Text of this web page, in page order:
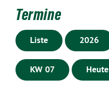
Termine
Liste 2026
KW 07 Heute